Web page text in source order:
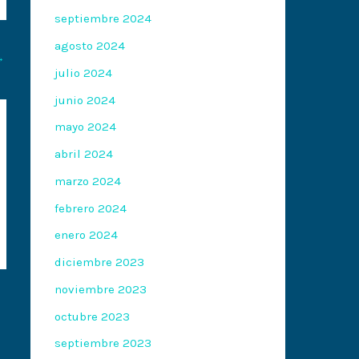
septiembre 2024
agosto 2024
julio 2024
junio 2024
mayo 2024
abril 2024
marzo 2024
febrero 2024
enero 2024
diciembre 2023
noviembre 2023
octubre 2023
septiembre 2023